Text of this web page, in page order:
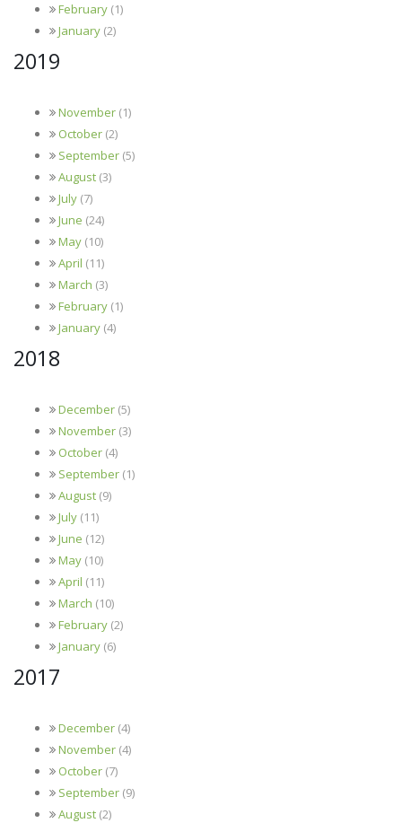
February (1)
January (2)
2019
November (1)
October (2)
September (5)
August (3)
July (7)
June (24)
May (10)
April (11)
March (3)
February (1)
January (4)
2018
December (5)
November (3)
October (4)
September (1)
August (9)
July (11)
June (12)
May (10)
April (11)
March (10)
February (2)
January (6)
2017
December (4)
November (4)
October (7)
September (9)
August (2)